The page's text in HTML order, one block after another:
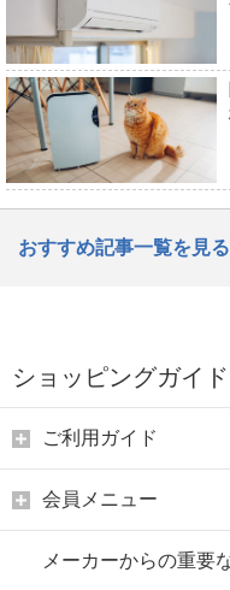
おすすめ記事一覧を見る
ショッピングガイド
ご利用ガイド
会員メニュー
メーカーからの重要